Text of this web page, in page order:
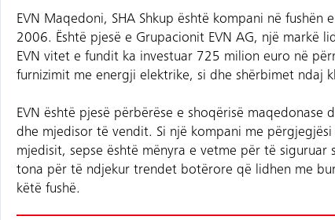
EVN Maqedoni, SHA Shkup është kompani në
2006. Është pjesë e Grupacionit EVN AG, një markë
EVN vitet e fundit ka investuar 725 milion euro në
furnizimit me energji elektrike, si dhe shërbimet ndaj
EVN është pjesë përbërëse e shoqërisë
dhe mjedisor të vendit. Si një kompani me
mjedisit, sepse është mënyra e vetme për të
tona për të ndjekur trendet botërore që lidhen me
këtë fushë.